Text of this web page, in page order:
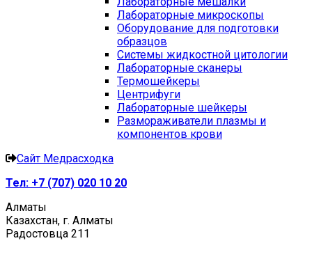
Лабораторные микроскопы
Оборудование для подготовки
образцов
Системы жидкостной цитологии
Лабораторные сканеры
Термошейкеры
Центрифуги
Лабораторные шейкеры
Размораживатели плазмы и
компонентов крови
Сайт Медрасходка
Тел: +7 (707) 020 10 20
Алматы
Казахстан, г. Алматы
Радостовца 211